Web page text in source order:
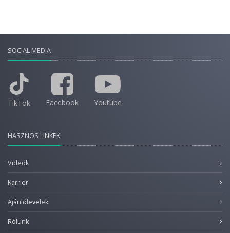
SOCIAL MEDIA
TikTok Facebook Youtube
HASZNOS LINKEK
Videók
Karrier
Ajánlólevelek
Rólunk